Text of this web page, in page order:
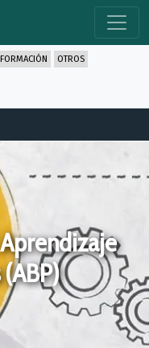
FORMACIÓN OTROS